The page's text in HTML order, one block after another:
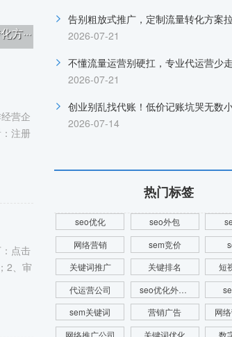
方···
营企
注册
点击
2、审
告别粗放式推广，定制流量转化方案
2026-07-21
不懂流量运营别硬扛，专业代运营少
2026-07-21
创业别乱找代账！低价记账坑哭无数
2026-07-14
热门标签
seo优化 seo外包
网络营销
sem竞价
关键词推广
关键排名
短
代运营公司
seo优化外包公司
sem关键词
营销广告
网
网络推广公司
关键词优化
数